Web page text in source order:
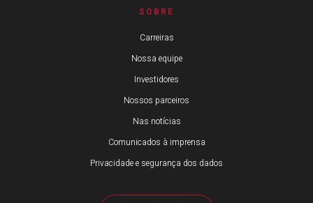
SOBRE
Carreiras
Nossa equipe
Investidores
Nossos parceiros
Nas notícias
Comunicados à imprensa
Privacidade e segurança dos dados